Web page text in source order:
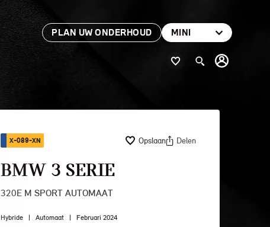
PLAN UW ONDERHOUD MINI
X-089-XN Opslaan Delen
BMW 3 SERIE
320E M SPORT AUTOMAAT
Hybride | Automaat | Februari 2024